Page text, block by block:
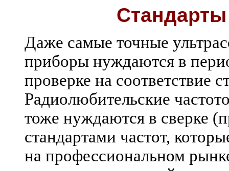
Даже самые точные
приборы нуждаются в
проверке на соответствие
Радиолюбительские
тоже нуждаются в сверке
стандартами частот,
на профессиональном